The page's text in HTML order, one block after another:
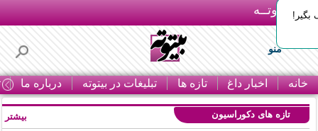
بـیتوتــه
منو
خانه اخبار داغ تازه ها تبلیغات در بیتوته درباره ما
تازه های دکوراسیون بیشتر